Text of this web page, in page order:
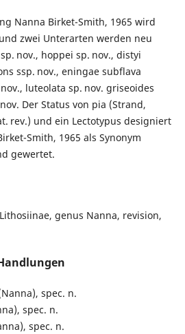
Nanna Birket-Smith, 1965 wird
zwei Unterarten werden neu
nov., hoppei sp. nov., distyi
ssp. nov., eningae subflava
luteolata sp. nov. griseoides
Der Status von pia (Strand,
rev.) und ein Lectotypus designiert
Smith, 1965 als Synonym
gewertet.
genus Nanna, revision,
spec. n.
spec. n.
spec. n.